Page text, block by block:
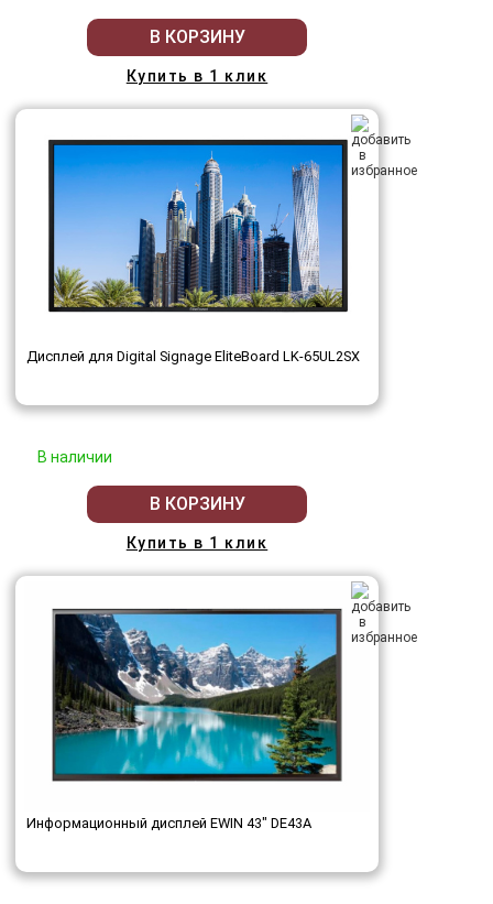
В КОРЗИНУ
Купить в 1 клик
Дисплей для Digital Signage EliteBoard LK-65UL2SX
В наличии
В КОРЗИНУ
Купить в 1 клик
Информационный дисплей EWIN 43" DE43A